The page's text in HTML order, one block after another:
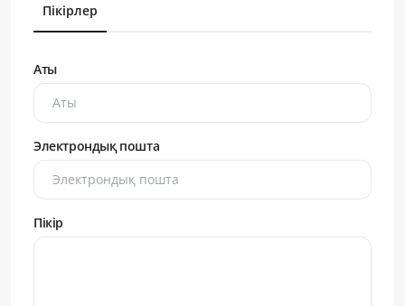
Пікірлер
Аты
Электрондық пошта
Пікір